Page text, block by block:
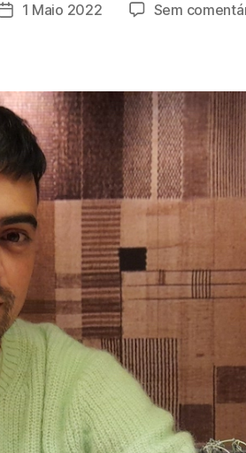
Data1 Maio 2022 Sem